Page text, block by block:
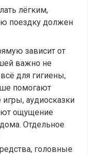
лёгким,
поездку должен
зависит от
важно не
для гигиены,
помогают
аудиосказки
ощущение
Отдельное
головные